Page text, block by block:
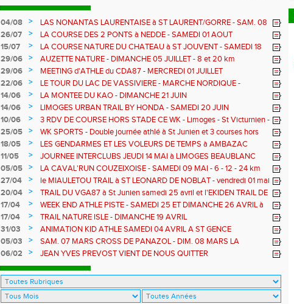
04/08 >
LAS NONANTAS LAURENTAISE à ST LAURENT/GORRE - SAM. 08
AOUT - COURSE RELAIS sur 90mn
26/07 >
LA COURSE DES 2 PONTS à NEDDE - SAMEDI 01 AOUT
15/07
>
LA COURSE NATURE DU CHATEAU à ST JOUVENT - SAMEDI 18
JUILLET
29/06 >
AUZETTE NATURE - DIMANCHE 05 JUILLET - 8 et 20 km
29/06
>
MEETING d'ATHLE du CDA87 - MERCREDI 01 JUILLET
22/06
>
LE TOUR DU LAC DE VASSIVIERE - MARCHE NORDIQUE -
COURSE NATURE - TDLV c'est ce WK
14/06 >
LA MONTEE DU KAO - DIMANCHE 21 JUIN
14/06
>
LIMOGES URBAN TRAIL BY HONDA - SAMEDI 20 JUIN
10/06
>
3 RDV DE COURSE HORS STADE CE WK - Limoges - St Victurnien -
Bujaleuf
25/05 >
WK SPORTS - Double journée athlé à St Junien et 3 courses hors
stade
18/05 >
LES GENDARMES ET LES VOLEURS DE TEMPS à AMBAZAC
11/05
>
JOURNEE INTERCLUBS JEUDI 14 MAI à LIMOGES BEAUBLANC
05/05
>
LA CAVAL'RUN COUZEIXOISE - SAMEDI 09 MAI - 6 - 12 - 24 km
27/04
>
le MIAULETOU TRAIL à ST LEONARD DE NOBLAT - vendredi 01 mai
- 13 et 22 km
20/04 >
TRAIL DU VGA87 à St Junien samedi 25 avril et l'EKIDEN TRAIL DE
LA TOUR à Chateau Chervix - dimanche 26 Avril
17/04 >
WEEK END ATHLE PISTE - SAMEDI 25 ET DIMANCHE 26 AVRIL à
SAINT JUNIEN
17/04 >
TRAIL NATURE ISLE - DIMANCHE 19 AVRIL
31/03
>
ANIMATION KID ATHLE SAMEDI 04 AVRIL A ST GENCE
05/03
>
SAM. 07 MARS CROSS DE PANAZOL - DIM. 08 MARS LA
PONTICAUDE 12 KM
06/02 > JEAN YVES PREVOST VIENT DE NOUS QUITTER